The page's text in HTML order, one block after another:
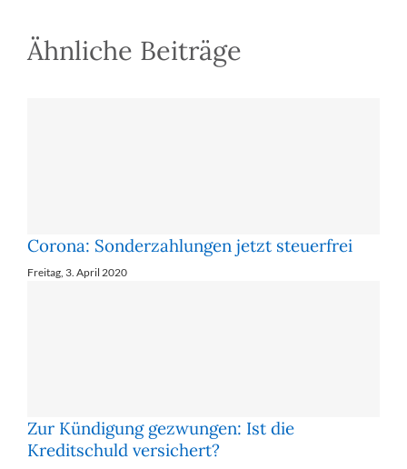
Ähnliche Beiträge
Corona: Son­der­zah­lun­gen jetzt steu­er­frei
Freitag, 3. April 2020
Zur Kündigung gezwungen: Ist die
Kreditschuld versichert?